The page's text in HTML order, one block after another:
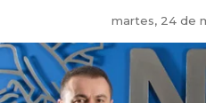
martes, 24 de